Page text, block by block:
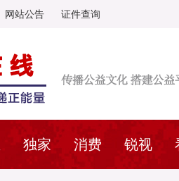
网站公告 证件查询
独家 消费 锐视